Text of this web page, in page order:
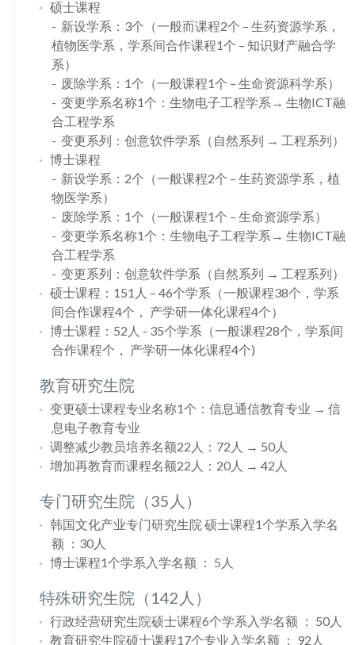
硕士课程
新设学系：3个（一般而课程2个 – 生药资源学系，
植物医学系，学系间合作课程1个 – 知识财产融合学
系）
废除学系：1个（一般课程1个 – 生命资源科学系）
变更学系名称1个：生物电子工程学系→ 生物ICT融
合工程学系
变更系列：创意软件学系（自然系列 → 工程系列）
博士课程
新设学系：2个（一般课程2个 – 生药资源学系，植
物医学系）
废除学系：1个（一般课程1个 – 生命资源学系）
变更学系名称1个：生物电子工程学系→ 生物ICT融
合工程学系
变更系列：创意软件学系（自然系列 → 工程系列）
硕士课程：151人 – 46个学系（一般课程38个，学系
间合作课程4个， 产学研一体化课程4个）
博士课程：52人 - 35个学系（一般课程28个，学系间
合作课程个， 产学研一体化课程4个)
教育研究生院
变更硕士课程专业名称1个：信息通信教育专业 → 信
息电子教育专业
调整减少教员培养名额22人：72人 → 50人
增加再教育而课程名额22人：20人 → 42人
专门研究生院（35人）
韩国文化产业专门研究生院 硕士课程1个学系入学名
额 ：30人
博士课程1个学系入学名额 ： 5人
特殊研究生院（142人）
行政经营研究生院硕士课程6个学系入学名额 ： 50人
教育研究生院硕士课程17个专业入学名额 ： 92人